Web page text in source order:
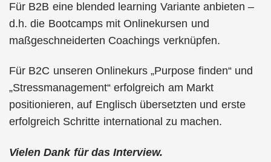
Für B2B eine blended learning Variante anbieten –
d.h. die Bootcamps mit Onlinekursen und
maßgeschneiderten Coachings verknüpfen.
Für B2C unseren Onlinekurs „Purpose finden“ und
„Stressmanagement“ erfolgreich am Markt
positionieren, auf Englisch übersetzten und erste
erfolgreich Schritte international zu machen.
Vielen Dank für das Interview.